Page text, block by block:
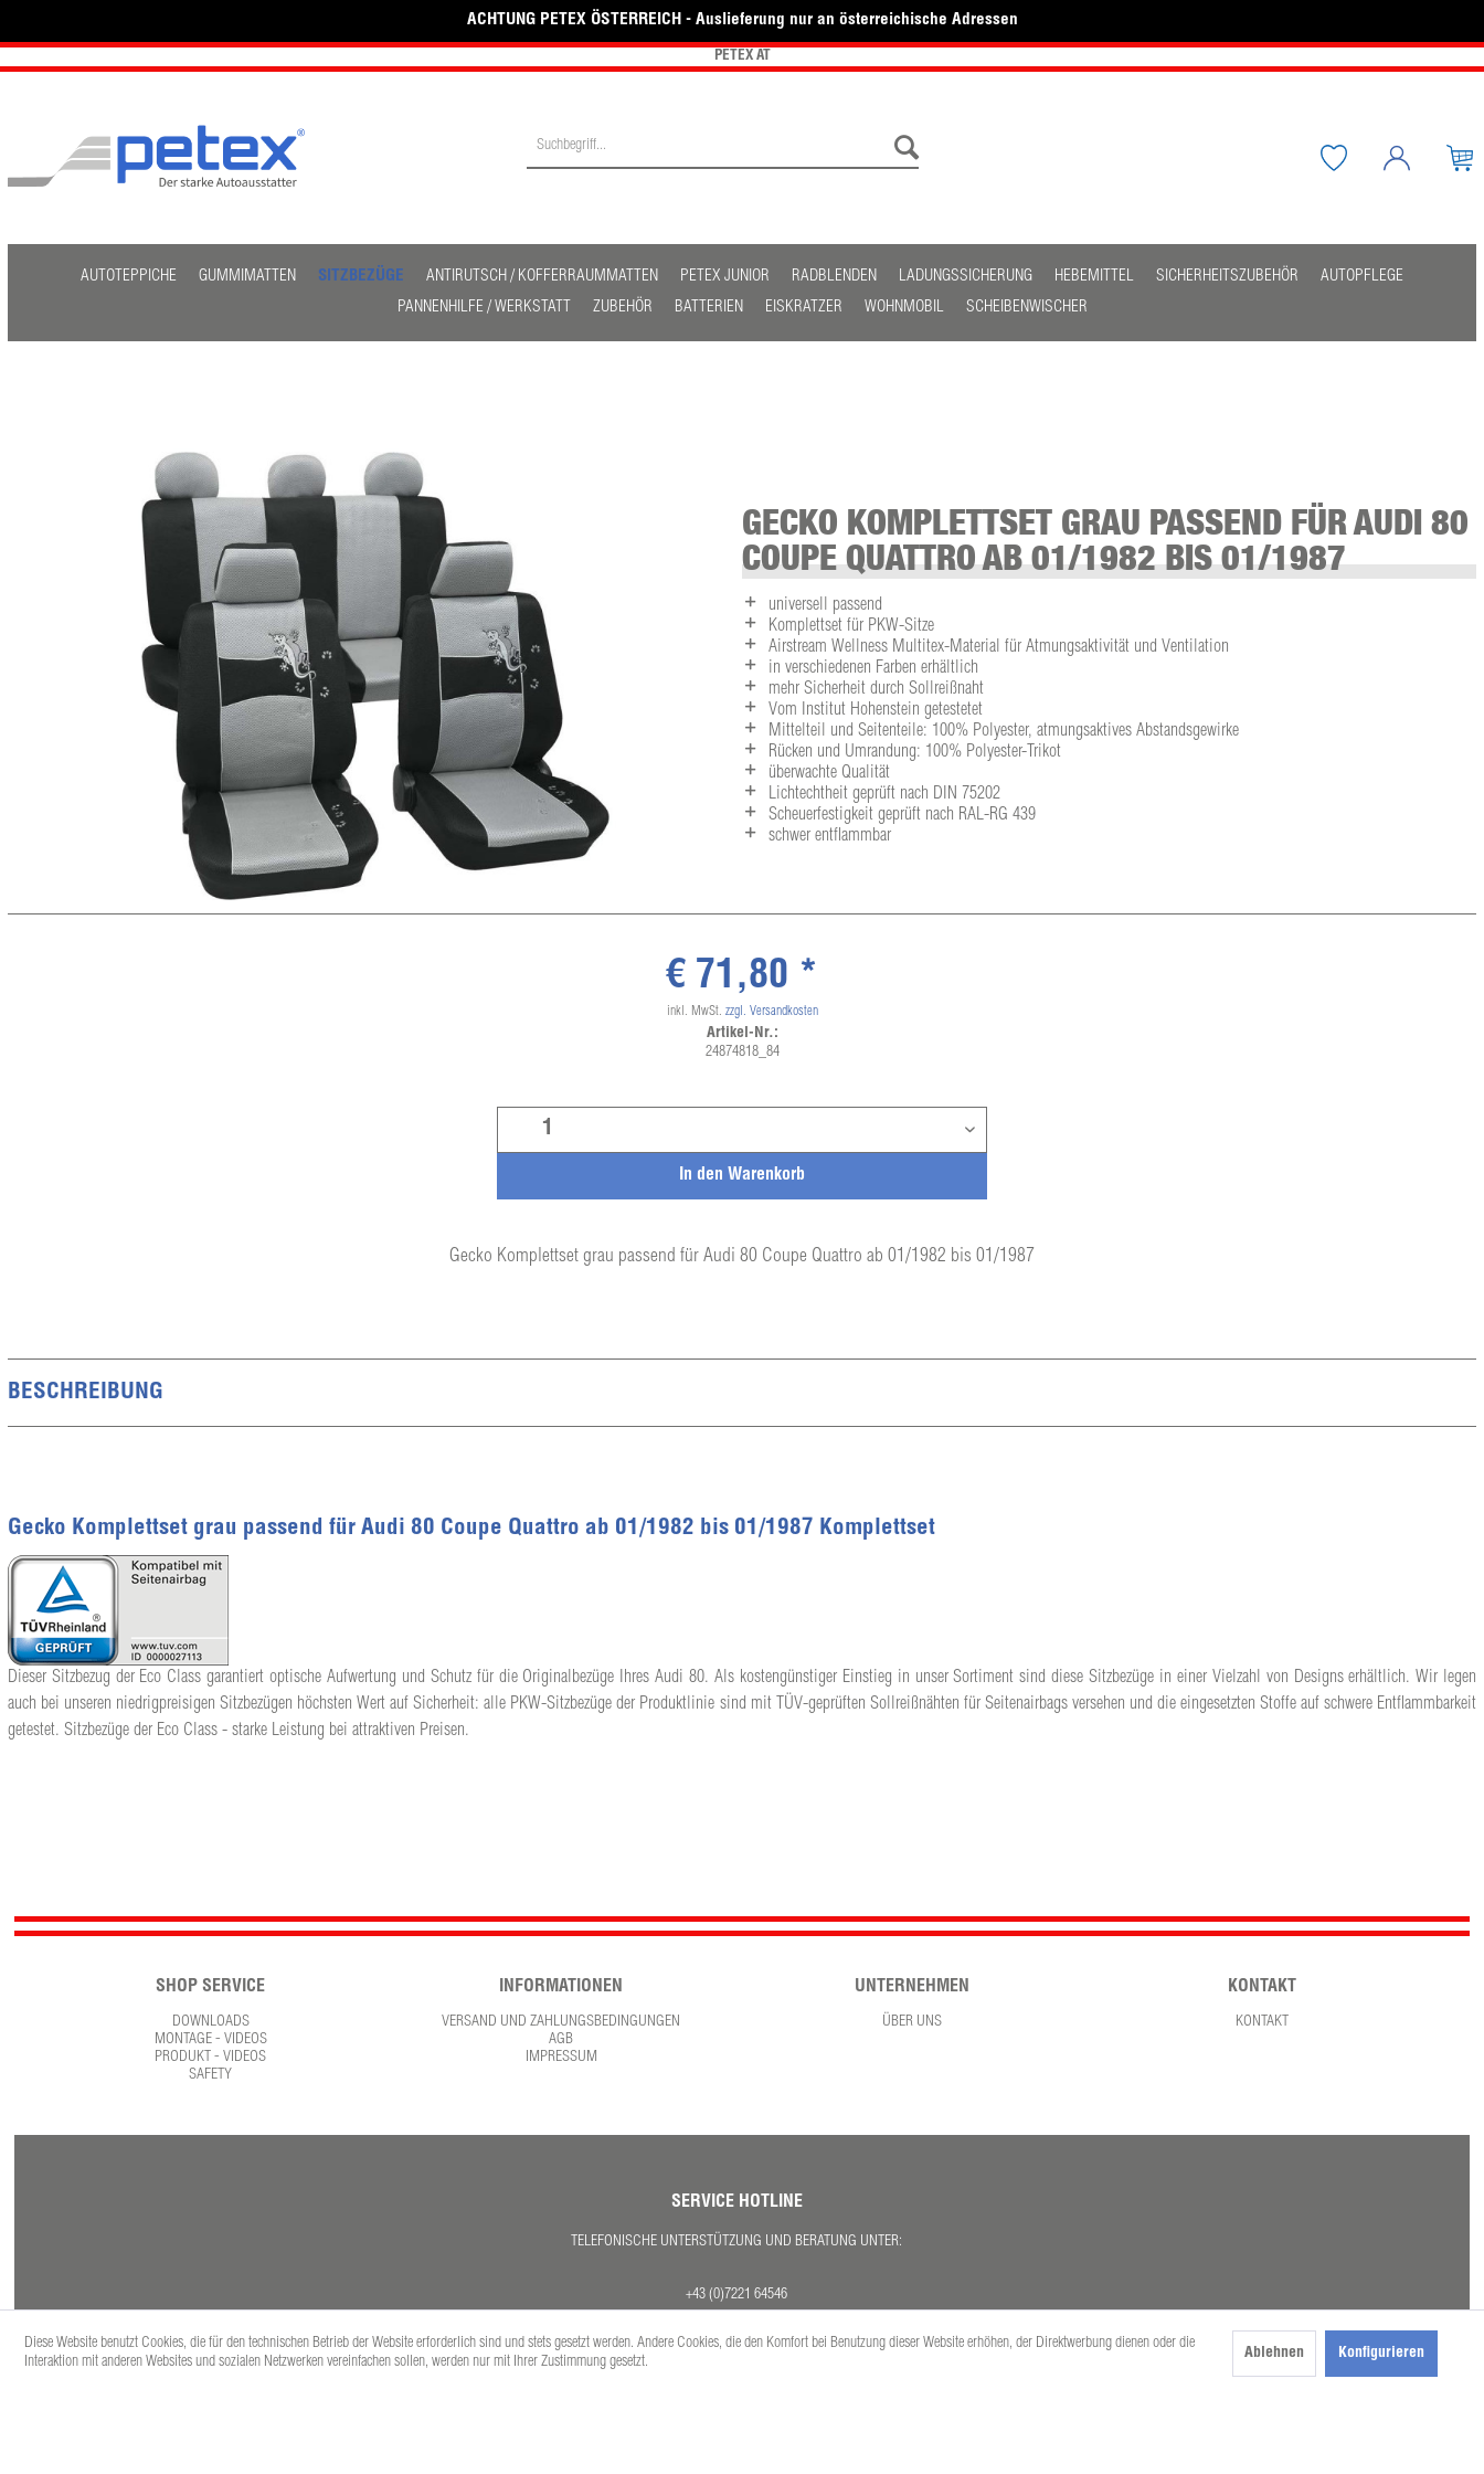
ACHTUNG PETEX ÖSTERREICH - Auslieferung nur an österreichische Adressen
PETEX AT
AUTOTEPPICHE GUMMIMATTEN SITZBEZÜGE ANTIRUTSCH / KOFFERRAUMMATTEN PETEX JUNIOR RADBLENDEN LADUNGSSICHERUNG HEBEMITTEL SICHERHEITSZUBEHÖR
AUTOPFLEGE
PANNENHILFE / WERKSTATT
ZUBEHÖR BATTERIEN EISKRATZER WOHNMOBIL SCHEIBENWISCHER
GECKO KOMPLETTSET GRAU PASSEND FÜR AUDI 80
COUPE QUATTRO AB 01/1982 BIS 01/1987
universell passend
Komplettset für PKW-Sitze
Airstream Wellness Multitex-Material für Atmungsaktivität und Ventilation
in verschiedenen Farben erhältlich
mehr Sicherheit durch Sollreißnaht
Vom Institut Hohenstein getestetet
Mittelteil und Seitenteile: 100% Polyester, atmungsaktives Abstandsgewirke
Rücken und Umrandung: 100% Polyester-Trikot
überwachte Qualität
Lichtechtheit geprüft nach DIN 75202
Scheuerfestigkeit geprüft nach RAL-RG 439
schwer entflammbar
Gecko Komplettset grau passend für Audi 80 Coupe Quattro ab 01/1982 bis 01/1987
In den Warenkorb
€ 71,80 *
inkl. MwSt. zzgl. Versandkosten
Artikel-Nr.:
24874818_84
BESCHREIBUNG
Gecko Komplettset grau passend für Audi 80 Coupe Quattro ab 01/1982 bis 01/1987 Komplettset
Dieser Sitzbezug der Eco Class garantiert optische Aufwertung und Schutz für die Originalbezüge Ihres Audi 80. Als kostengünstiger Einstieg in unser Sortiment sind diese Sitzbezüge in einer Vielzahl von Designs erhältlich. Wir legen
auch bei unseren niedrigpreisigen Sitzbezügen höchsten Wert auf Sicherheit: alle PKW-Sitzbezüge der Produktlinie sind mit TÜV-geprüften Sollreißnähten für Seitenairbags versehen und die eingesetzten Stoffe auf schwere Entflammbarkeit
getestet. Sitzbezüge der Eco Class - starke Leistung bei attraktiven Preisen.
SHOP SERVICE
DOWNLOADS
MONTAGE - VIDEOS
PRODUKT - VIDEOS
SAFETY
INFORMATIONEN
VERSAND UND ZAHLUNGSBEDINGUNGEN
AGB
IMPRESSUM
UNTERNEHMEN
ÜBER UNS
KONTAKT
KONTAKT
SERVICE HOTLINE
TELEFONISCHE UNTERSTÜTZUNG UND BERATUNG UNTER:
+43 (0)7221 64546
FR. 08:00 - 12:30 UHR
Diese Website benutzt Cookies, die für den technischen Betrieb der Website erforderlich sind und stets gesetzt werden. Andere Cookies, die den Komfort bei Benutzung dieser Website erhöhen, der Direktwerbung dienen oder die
Interaktion mit anderen Websites und sozialen Netzwerken vereinfachen sollen, werden nur mit Ihrer Zustimmung gesetzt.
Ablehnen Konfigurieren